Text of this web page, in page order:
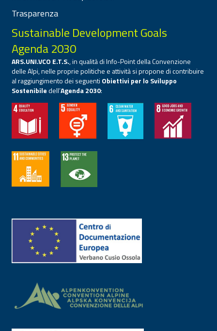
Trasparenza
Sustainable Development Goals
Agenda 2030
ARS.UNI.VCO E.T.S., in qualità di Info-Point della Convenzione
delle Alpi, nelle proprie politiche e attività si propone di contribuire
al raggiungimento dei seguenti Obiettivi per lo Sviluppo
Sostenibiledell’Agenda 2030: